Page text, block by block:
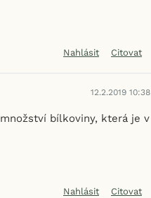
Nahlásit Citovat
12.2.2019 10:38
bílkoviny, která je v
Nahlásit Citovat